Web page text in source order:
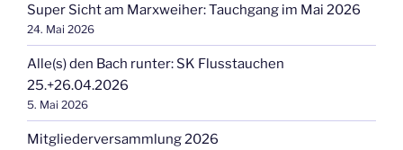
Super Sicht am Marxweiher: Tauchgang im Mai 2026
24. Mai 2026
Alle(s) den Bach runter: SK Flusstauchen
25.+26.04.2026
5. Mai 2026
Mitgliederversammlung 2026